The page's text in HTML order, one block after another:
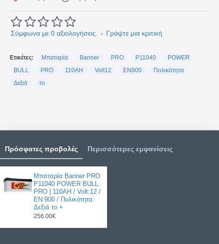
Σύμφωνα με 0 αξιολογήσεις. - Γράψτε μια κριτική
Ετικέτες: Μπαταρία Banner PRO P11040
POWER
BULL
PRO 110AH Volt12 EN900
Πολικότητα
Δεξιά
το
Πρόσφατες προβολές Περισσότερες εμφανίσεις
Μπαταρία Banner PRO
P11040 POWER BULL
PRO | 110AH / Volt:12 /
EN:900 / Πολικότητα:
Δεξιά το +
256.00€